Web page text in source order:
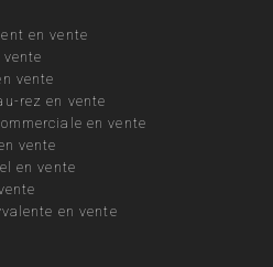
en vente
vente
rez en vente
en vente
vente
en vente
en vente